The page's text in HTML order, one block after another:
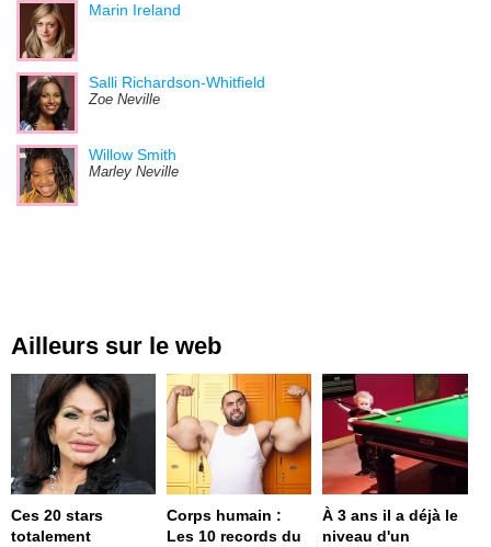
Marin Ireland
Salli Richardson-Whitfield
Zoe Neville
Willow Smith
Marley Neville
Ailleurs sur le web
Ces 20 stars
totalement
Corps humain :
Les 10 records du
À 3 ans il a déjà le
niveau d'un